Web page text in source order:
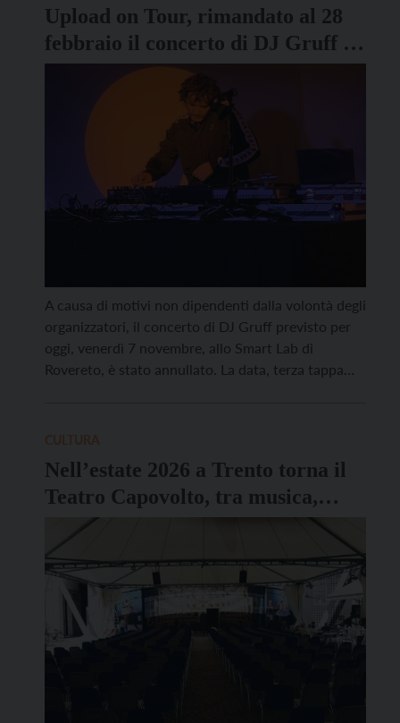
Upload on Tour, rimandato al 28
febbraio il concerto di DJ Gruff a
Rovereto
A causa di motivi non dipendenti dalla volontà degli
organizzatori, il concerto di DJ Gruff previsto per
oggi, venerdì 7 novembre, allo Smart Lab di
Rovereto, è stato annullato. La data, terza tappa
Nell’estate 2026 a Trento torna il
Teatro Capovolto, tra musica,
cinema, spettacoli di prosa